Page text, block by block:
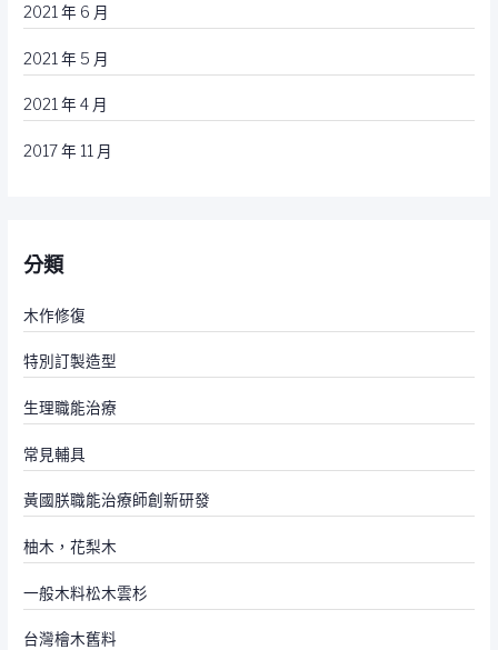
2021 年 6 月
2021 年 5 月
2021 年 4 月
2017 年 11 月
分類
木作修復
特別訂製造型
生理職能治療
常見輔具
黃國朕職能治療師創新研發
柚木，花梨木
一般木料松木雲杉
台灣檜木舊料